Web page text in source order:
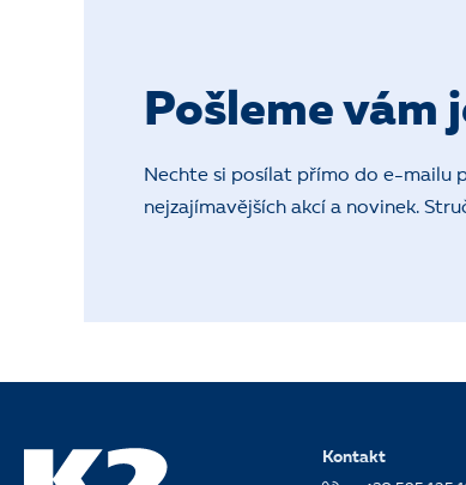
Pošleme vám
Nechte si posílat přímo do e-mailu
nejzajímavějších akcí a novinek.
Kontakt